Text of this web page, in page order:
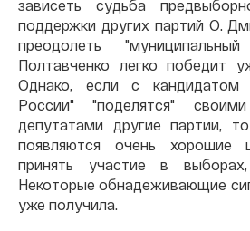
зависеть судьба
поддержки других партий О.
преодолеть
Полтавченко легко победит
Однако, если с кандидатом
России" "поделятся"
депутатами другие партии,
появляются очень хорошие
принять участие в
Некоторые обнадеживающие
уже получила.